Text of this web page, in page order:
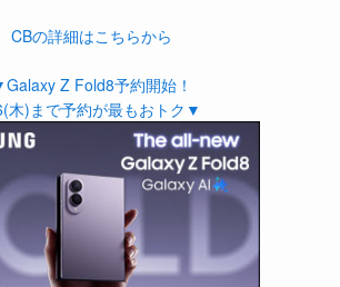
CBの詳細はこちらから
Z Fold8予約開始！
木)まで予約が最もおトク▼